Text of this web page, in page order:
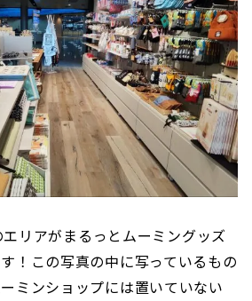
リアがまるっとムーミングッズ
！この写真の中に写っているもの
ミンショップには置いていない